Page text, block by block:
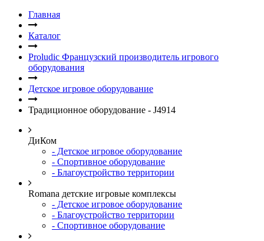
Главная
Каталог
Proludic Французский производитель игрового
оборудования
Детское игровое оборудование
Традиционное оборудование - J4914
ДиКом
- Детское игровое оборудование
- Спортивное оборудование
- Благоустройство территории
Romana детские игровые комплексы
- Детское игровое оборудование
- Благоустройство территории
- Спортивное оборудование